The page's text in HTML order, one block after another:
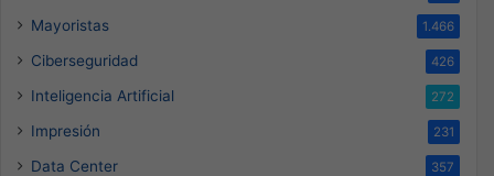
Mayoristas 1.466
Ciberseguridad 426
Inteligencia Artificial 272
Impresión 231
Data Center 357